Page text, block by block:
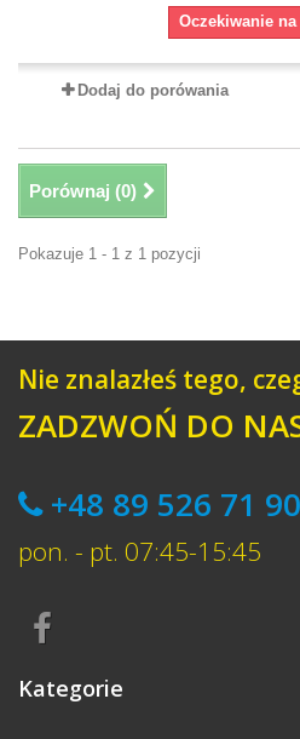
Oczekiwanie
Dodaj do porówania
Porównaj (0)
Pokazuje 1 - 1 z 1 pozycji
Nie znalazłeś tego,
ZADZWOŃ DO
+48 89 526 71 90
pon. - pt. 07:45-15:45
Kategorie